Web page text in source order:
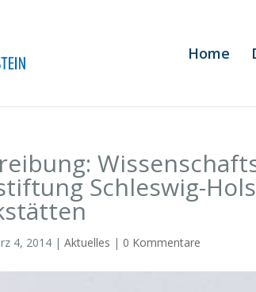
Home
Schleswig-
4, 2014 |Aktuelles | 0 Kommentare